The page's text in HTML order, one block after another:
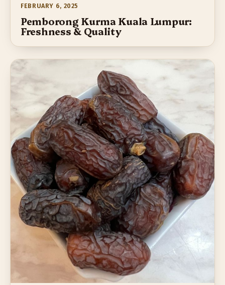
FEBRUARY 6, 2025
Pemborong Kurma Kuala Lumpur:
Freshness & Quality